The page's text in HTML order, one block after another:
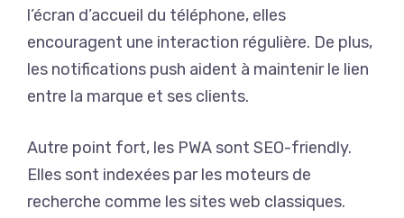
l’écran d’accueil du téléphone, elles
encouragent une interaction régulière. De plus,
les notifications push aident à maintenir le lien
entre la marque et ses clients.
Autre point fort, les PWA sont SEO-friendly.
Elles sont indexées par les moteurs de
recherche comme les sites web classiques.